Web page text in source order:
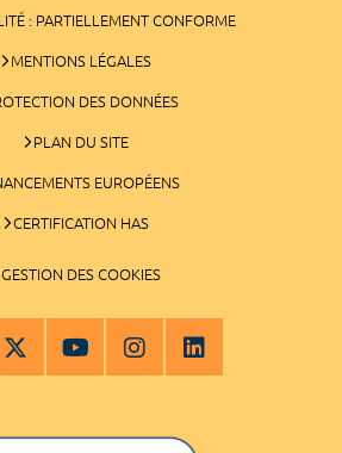
: PARTIELLEMENT CONFORME
MENTIONS LÉGALES
DES DONNÉES
PLAN DU SITE
EUROPÉENS
CERTIFICATION HAS
GESTION DES COOKIES